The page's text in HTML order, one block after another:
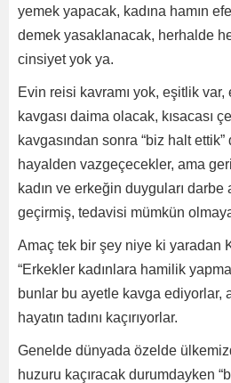
yemek yapacak, kadına hamın
demek yasaklanacak, herhalde
cinsiyet yok ya.
Evin reisi kavramı yok, eşitlik
kavgası daima olacak, kısacası
kavgasından sonra “biz halt ettik”
hayalden vazgeçecekler, ama
kadın ve erkeğin duyguları darbe
geçirmiş, tedavisi mümkün
Amaç tek bir şey niye ki yaradan
“Erkekler kadınlara hamilik
bunlar bu ayetle kavga ediyorlar,
hayatın tadını kaçırıyorlar.
Genelde dünyada özelde
huzuru kaçıracak durumdayken